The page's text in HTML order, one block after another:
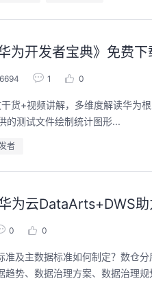
为开发者宝典》免费
1 0
货+视频讲解，多维度解读华为
的测试文件绘制统计图形...
者
为云DataArts+DWS
0 0
及主数据标准如何制定？数仓
势、数据治理方案、数据治理